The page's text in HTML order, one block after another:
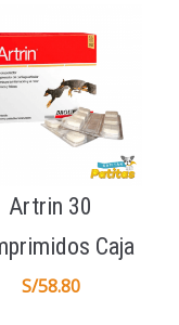
Artrin 30
Caja
S/58.80